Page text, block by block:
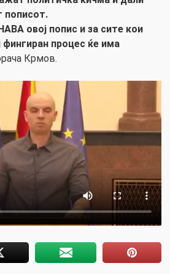
пописот.
овој попис и за сите кои
фингиран процес ќе има
Крмов.